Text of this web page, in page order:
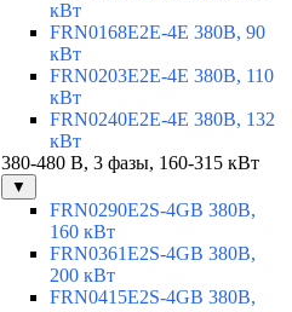
кВт
FRN0168E2E-4E 380В, 90
кВт
FRN0203E2E-4E 380В, 110
кВт
FRN0240E2E-4E 380В, 132
кВт
380-480 В, 3 фазы, 160-315 кВт
▼
FRN0290E2S-4GB 380В,
160 кВт
FRN0361E2S-4GB 380В,
200 кВт
FRN0415E2S-4GB 380В,